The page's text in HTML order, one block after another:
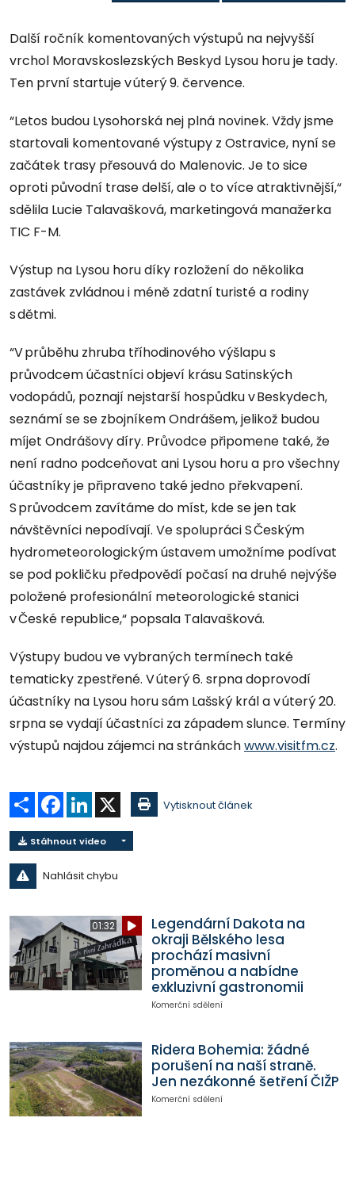
Další ročník komentovaných výstupů na nejvyšší
vrchol Moravskoslezských Beskyd Lysou horu je tady.
Ten první startuje v úterý 9. července.
“Letos budou Lysohorská nej plná novinek. Vždy jsme
startovali komentované výstupy z Ostravice, nyní se
začátek trasy přesouvá do Malenovic. Je to sice
oproti původní trase delší, ale o to více atraktivnější,“
sdělila Lucie Talavašková, marketingová manažerka
TIC F-M.
Výstup na Lysou horu díky rozložení do několika
zastávek zvládnou i méně zdatní turisté a rodiny
s dětmi.
“V průběhu zhruba tříhodinového výšlapu s
průvodcem účastníci objeví krásu Satinských
vodopádů, poznají nejstarší hospůdku v Beskydech,
seznámí se se zbojníkem Ondrášem, jelikož budou
míjet Ondrášovy díry. Průvodce připomene také, že
není radno podceňovat ani Lysou horu a pro všechny
účastníky je připraveno také jedno překvapení.
S průvodcem zavítáme do míst, kde se jen tak
návštěvníci nepodívají. Ve spolupráci S Českým
hydrometeorologickým ústavem umožníme podívat
se pod pokličku předpovědí počasí na druhé nejvýše
položené profesionální meteorologické stanici
v České republice,“ popsala Talavašková.
Výstupy budou ve vybraných termínech také
tematicky zpestřené. V úterý 6. srpna doprovodí
účastníky na Lysou horu sám Lašský král a v úterý 20.
srpna se vydají účastníci za západem slunce. Termíny
výstupů najdou zájemci na stránkáchwww.visitfm.cz.
Sdílet Facebook
LinkedIn Vytisknout článek
Stáhnout video
Nahlásit chybu
01:32
Legendární Dakota na
okraji Bělského lesa
prochází masivní
proměnou a nabídne
exkluzivní gastronomii
Komerční sdělení
Ridera Bohemia: žádné
porušení na naší straně.
Jen nezákonné šetření ČIŽP
Komerční sdělení